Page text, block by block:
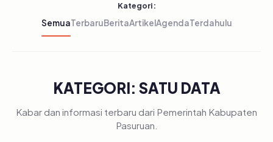
Kategori:
SemuaTerbaruBeritaArtikelAgendaTerdahulu
KATEGORI: SATU DATA
Kabar dan informasi terbaru dari Pemerintah Kabupaten
Pasuruan.